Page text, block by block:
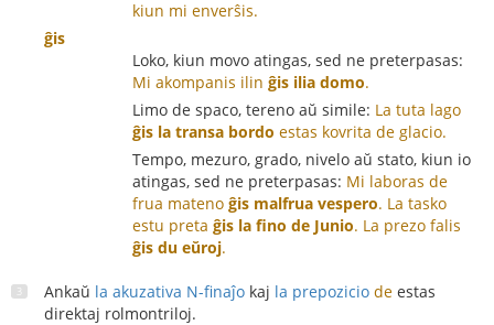
kiun mi enverŝis.
ĝis
Loko, kiun movo atingas, sed ne preterpasas:
Mi akompanis ilin ĝis ilia domo.
Limo de spaco, tereno aŭ simile: La tuta lago
ĝis la transa bordo estas kovrita de glacio.
Tempo, mezuro, grado, nivelo aŭ stato, kiun io
atingas, sed ne preterpasas: Mi laboras de
frua mateno ĝis malfrua vespero. La tasko
estu preta ĝis la fino de Junio. La prezo falis
ĝis du eŭroj.
Ankaŭ la akuzativa N-finaĵo kaj la prepozicio de estas
direktaj rolmontriloj.